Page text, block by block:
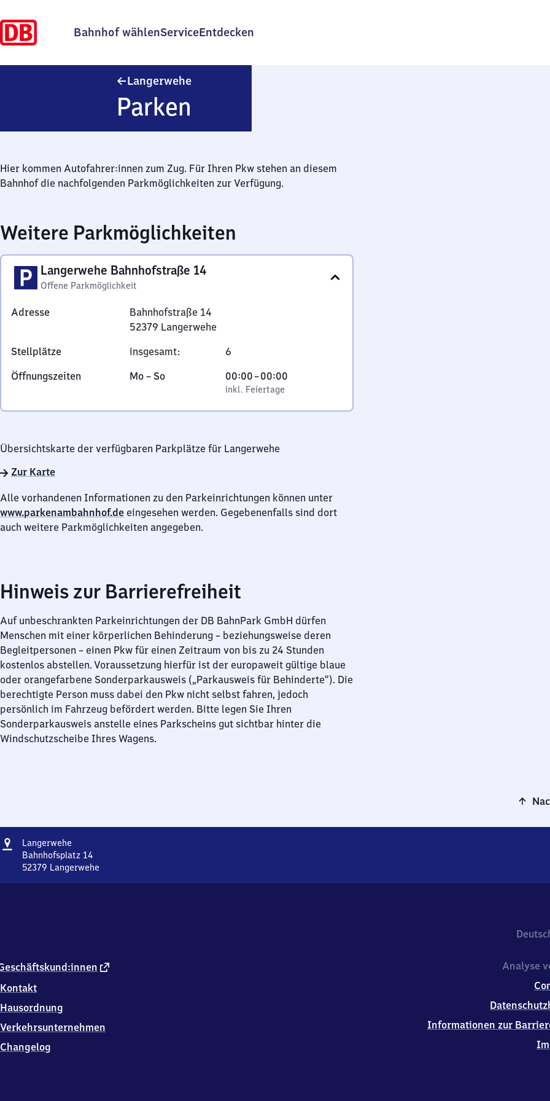
Bahnhof wählenServiceEntdecken
Langerwehe
Parken
Hier kommen Autofahrer:innen zum Zug. Für Ihren Pkw stehen an diesem
Bahnhof die nachfolgenden Parkmöglichkeiten zur Verfügung.
Weitere Parkmöglichkeiten
Langerwehe Bahnhofstraße 14
Offene Parkmöglichkeit
Adresse
Bahnhofstraße 14
52379 Langerwehe
14,
5
7
Langerwehe
Stellplätze insgesamt:
6
Öffnungszeiten
Montag
Mo –So,
inkl. Feiertage
00:00–00:00
Von
0
Uhr
inkl. Feiertage
Übersichtskarte der verfügbaren Parkplätze für Langerwehe
Zur Karte
Alle vorhandenen Informationen zu den Parkeinrichtungen können unter
www.parkenambahnhof.de eingesehen werden. Gegebenenfalls sind dort
auch weitere Parkmöglichkeiten angegeben.
Hinweis zur Barrierefreiheit
Auf unbeschrankten Parkeinrichtungen der DB BahnPark GmbH dürfen
Menschen mit einer körperlichen Behinderung – beziehungsweise deren
Begleitpersonen – einen Pkw für einen Zeitraum von bis zu 24 Stunden
kostenlos abstellen. Voraussetzung hierfür ist der europaweit gültige blaue
oder orangefarbene Sonderparkausweis („Parkausweis für Behinderte“). Die
berechtigte Person muss dabei den Pkw nicht selbst fahren, jedoch
persönlich im Fahrzeug befördert werden. Bitte legen Sie Ihren
Sonderparkausweis anstelle eines Parkscheins gut sichtbar hinter die
Windschutzscheibe Ihres Wagens.
Adresse
Langerwehe
Bahnhofsplatz 14
52379 Langerwehe
9
externer
Kontakt
Hausordnung
Verkehrsunternehmen
Changelog
Analyse
Informationen zur